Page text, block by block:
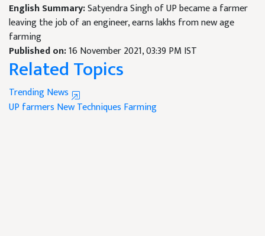
English Summary:Satyendra Singh of UP became a farmer
leaving the job of an engineer, earns lakhs from new age
farming
Published on:16 November 2021, 03:39 PM IST
Related Topics
Trending News
UP farmers New Techniques Farming